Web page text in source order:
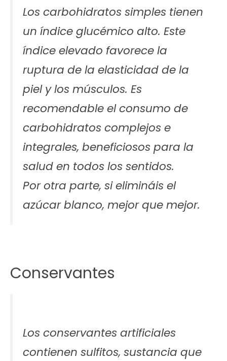
Los carbohidratos simples tienen
un índice glucémico alto. Este
índice elevado favorece la
ruptura de la elasticidad de la
piel y los músculos. Es
recomendable el consumo de
carbohidratos complejos e
integrales, beneficiosos para la
salud en todos los sentidos.
Por otra parte, si elimináis el
azúcar blanco, mejor que mejor.
Conservantes
Los conservantes artificiales
contienen sulfitos, sustancia que